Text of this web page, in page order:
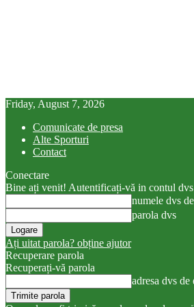
Friday, August 7, 2026
Comunicate de presa
Alte Sporturi
Contact
Conectare
Bine ați venit! Autentificați-vă in contul dvs
numele dvs
parola dvs
Ați uitat parola? obține ajutor
Recuperare parola
Recuperați-vă parola
adresa dvs de